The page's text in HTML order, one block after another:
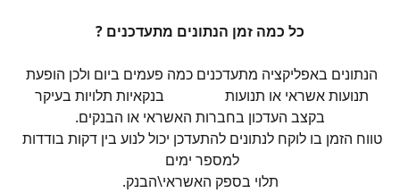
כל כמה זמן הנתונים מתעדכנים ?
הנתונים באפליקציה מתעדכנים כמה פעמים ביום ולכן הופעת
תנועות אשראי או תנועות                 בנקאיות תלויות בעיקר
בקצב העדכון בחברות האשראי או הבנקים.
טווח הזמן בו לוקח לנתונים להתעדכן יכול לנוע בין דקות בודדות
למספר ימים
תלוי בספק האשראי\הבנק.